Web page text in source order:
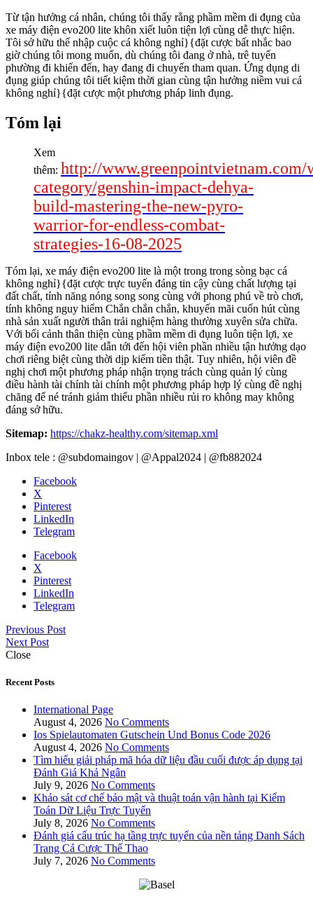
Từ tận hưởng cá nhân, chúng tôi thấy rằng phầm mềm di đụng của
xe máy điện evo200 lite khôn xiết luôn tiện lợi cùng dễ thực hiện.
Tôi sở hữu thể nhập cuộc cá không nghỉ}{đặt cược bất nhắc bao
giờ chúng tôi mong muốn, dù chúng tôi đang ở nhà, trê tuyến
phường đi khiến đến, hay đang đi chuyến tham quan. Ứng dụng di
đụng giúp chúng tôi tiết kiệm thời gian cùng tận hưởng niềm vui cá
không nghỉ}{đặt cược một phương pháp linh đụng.
Tóm lại
Xem
thêm: http://www.greenpointvietnam.com/
category/genshin-impact-dehya-
build-mastering-the-new-pyro-
warrior-for-endless-combat-
strategies-16-08-2025
Tóm lại, xe máy điện evo200 lite là một trong trong sòng bạc cá
không nghỉ}{đặt cược trực tuyến đáng tin cậy cùng chất lượng tại
đất chất, tính năng nóng song song cùng với phong phú về trò chơi,
tính không nguy hiểm Chắn chắn chắn, khuyến mãi cuốn hút cùng
nhà sản xuất người thân trải nghiệm hàng thường xuyên sửa chữa.
Với bối cảnh thân thiện cùng phầm mềm di đụng luôn tiện lợi, xe
máy điện evo200 lite dẫn tới đến hội viên phần nhiều tận hưởng dạo
chơi riêng biệt cùng thời dịp kiếm tiền thật. Tuy nhiên, hội viên đề
nghị chơi một phương pháp nhận trọng trách cùng quản lý cùng
điều hành tài chính tài chính một phương pháp hợp lý cùng đề nghị
chăng để né tránh giảm thiểu phần nhiều rủi ro không may không
đáng sở hữu.
Sitemap: https://chakz-healthy.com/sitemap.xml
Inbox tele : @subdomaingov | @Appal2024 | @fb882024
Facebook
X
Pinterest
LinkedIn
Telegram
Facebook
X
Pinterest
LinkedIn
Telegram
Previous Post
Next Post
Close
Recent Posts
International Page
August 4, 2026 No Comments
Ios Spielautomaten Gutschein Und Bonus Code 2026
August 4, 2026 No Comments
Tìm hiểu giải pháp mã hóa dữ liệu đầu cuối được áp dụng tại
Đánh Giá Khả Ngân
July 9, 2026 No Comments
Khảo sát cơ chế bảo mật và thuật toán vận hành tại Kiểm
Toán Dữ Liệu Trực Tuyến
July 8, 2026 No Comments
Đánh giá cấu trúc hạ tầng trực tuyến của nền tảng Danh Sách
Trang Cá Cược Thể Thao
July 7, 2026 No Comments